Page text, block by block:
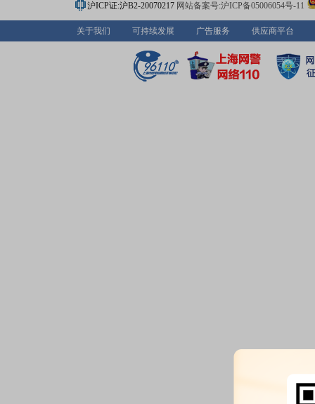
沪ICP证:沪B2-20070217 网站备案号:沪ICP备05006054号-11
关于我们 可持续发展 广告服务 供应商平台